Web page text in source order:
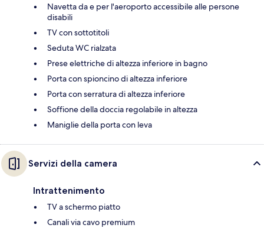
Navetta da e per l'aeroporto accessibile alle persone
disabili
TV con sottotitoli
Seduta WC rialzata
Prese elettriche di altezza inferiore in bagno
Porta con spioncino di altezza inferiore
Porta con serratura di altezza inferiore
Soffione della doccia regolabile in altezza
Maniglie della porta con leva
Servizi della camera
Intrattenimento
TV a schermo piatto
Canali via cavo premium